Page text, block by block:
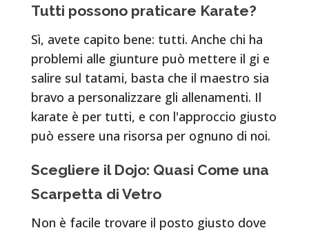
Tutti possono praticare Karate?
Sì, avete capito bene: tutti. Anche chi ha
problemi alle giunture può mettere il gi e
salire sul tatami, basta che il maestro sia
bravo a personalizzare gli allenamenti. Il
karate è per tutti, e con l'approccio giusto
può essere una risorsa per ognuno di noi.
Scegliere il Dojo: Quasi Come una
Scarpetta di Vetro
Non è facile trovare il posto giusto dove